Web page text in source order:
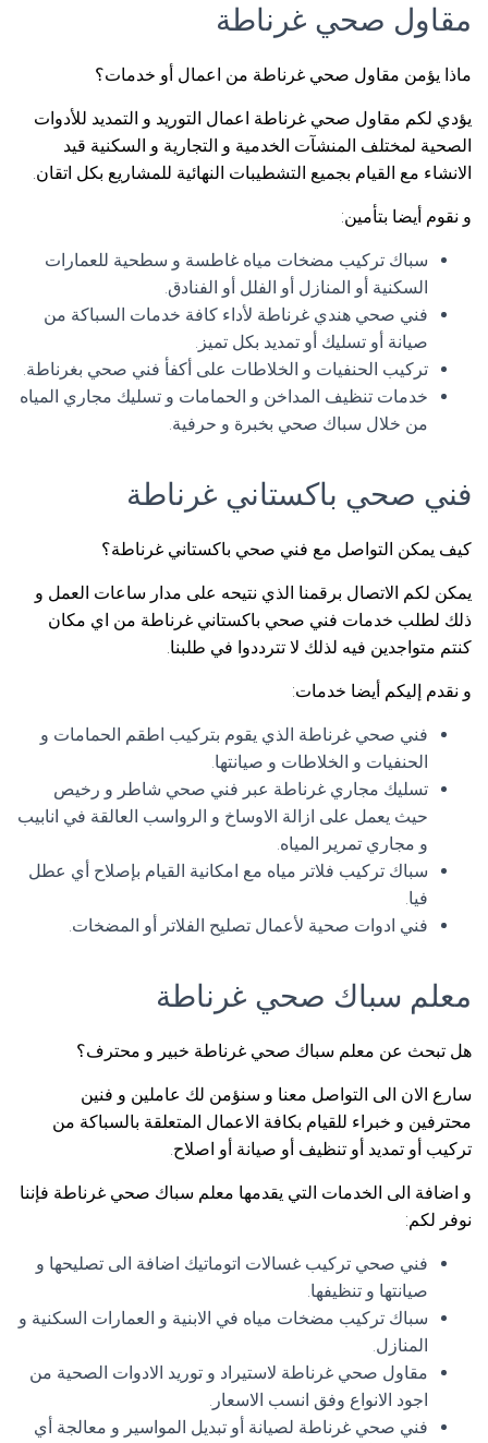
مقاول صحي غرناطة
ماذا يؤمن مقاول صحي غرناطة من اعمال أو خدمات؟
يؤدي لكم مقاول صحي غرناطة اعمال التوريد و التمديد للأدوات
الصحية لمختلف المنشآت الخدمية و التجارية و السكنية قيد
الانشاء مع القيام بجميع التشطيبات النهائية للمشاريع بكل اتقان.
و نقوم أيضا بتأمين:
سباك تركيب مضخات مياه غاطسة و سطحية للعمارات
السكنية أو المنازل أو الفلل أو الفنادق.
فني صحي هندي غرناطة لأداء كافة خدمات السباكة من
صيانة أو تسليك أو تمديد بكل تميز.
تركيب الحنفيات و الخلاطات على أكفأ فني صحي بغرناطة.
خدمات تنظيف المداخن و الحمامات و تسليك مجاري المياه
من خلال سباك صحي بخبرة و حرفية.
فني صحي باكستاني غرناطة
كيف يمكن التواصل مع فني صحي باكستاني غرناطة؟
يمكن لكم الاتصال برقمنا الذي نتيحه على مدار ساعات العمل و
ذلك لطلب خدمات فني صحي باكستاني غرناطة من اي مكان
كنتم متواجدين فيه لذلك لا تترددوا في طلبنا.
و نقدم إليكم أيضا خدمات:
فني صحي غرناطة الذي يقوم بتركيب اطقم الحمامات و
الحنفيات و الخلاطات و صيانتها.
تسليك مجاري غرناطة عبر فني صحي شاطر و رخيص
حيث يعمل على ازالة الاوساخ و الرواسب العالقة في انابيب
و مجاري تمرير المياه.
سباك تركيب فلاتر مياه مع امكانية القيام بإصلاح أي عطل
فيا.
فني ادوات صحية لأعمال تصليح الفلاتر أو المضخات.
معلم سباك صحي غرناطة
هل تبحث عن معلم سباك صحي غرناطة خبير و محترف؟
سارع الان الى التواصل معنا و سنؤمن لك عاملين و فنين
محترفين و خبراء للقيام بكافة الاعمال المتعلقة بالسباكة من
تركيب أو تمديد أو تنظيف أو صيانة أو اصلاح.
و اضافة الى الخدمات التي يقدمها معلم سباك صحي غرناطة فإننا
نوفر لكم:
فني صحي تركيب غسالات اتوماتيك اضافة الى تصليحها و
صيانتها و تنظيفها.
سباك تركيب مضخات مياه في الابنية و العمارات السكنية و
المنازل.
مقاول صحي غرناطة لاستيراد و توريد الادوات الصحية من
اجود الانواع وفق انسب الاسعار.
فني صحي غرناطة لصيانة أو تبديل المواسير و معالجة أي